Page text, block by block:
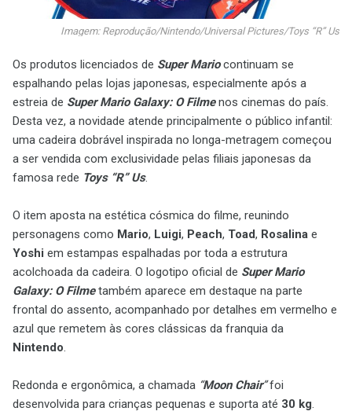
Imagem: Reprodução/Nintendo/Universal Pictures/Toys “R” Us
Os produtos licenciados de Super Mariocontinuam se
espalhando pelas lojas japonesas, especialmente após a
estreia de Super Mario Galaxy: O Filmenos cinemas do país.
Desta vez, a novidade atende principalmente o público infantil:
uma cadeira dobrável inspirada no longa-metragem começou
a ser vendida com exclusividade pelas filiais japonesas da
famosa rede Toys “R” Us.
O item aposta na estética cósmica do filme, reunindo
personagens como Mario, Luigi, Peach, Toad, Rosalina e
Yoshi em estampas espalhadas por toda a estrutura
acolchoada da cadeira. O logotipo oficial de Super Mario
Galaxy: O Filmetambém aparece em destaque na parte
frontal do assento, acompanhado por detalhes em vermelho e
azul que remetem às cores clássicas da franquia da
Nintendo.
Redonda e ergonômica, a chamada “Moon Chair”foi
desenvolvida para crianças pequenas e suporta até 30 kg.